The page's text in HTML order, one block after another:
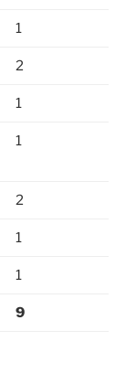
1
2
1
1
2
1
1
9